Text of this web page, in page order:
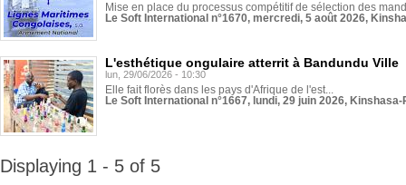
Mise en place du processus compétitif de sélection des
Le Soft International n°1670, mercredi, 5 août 2026,
L'esthétique ongulaire atterrit à Bandundu Ville
lun, 29/06/2026 - 10:30
Elle fait florès dans les pays d'Afrique de l'est...
Le Soft International n°1667, lundi, 29 juin 2026,
Displaying 1 - 5 of 5